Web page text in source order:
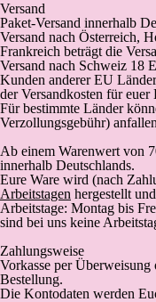
Versand
Paket-Versand innerhalb
Versand nach Österreich,
Frankreich beträgt die
Versand nach Schweiz 18
Kunden anderer EU
der Versandkosten für euer
Für bestimmte Länder
Verzollungsgebühr)
Ab einem Warenwert von
innerhalb Deutschlands.
Eure Ware wird (nach
Arbeitstagen hergestellt
Arbeitstage: Montag bis
sind bei uns keine
Zahlungsweise
Vorkasse per Überweisung
Bestellung.
Die Kontodaten werden